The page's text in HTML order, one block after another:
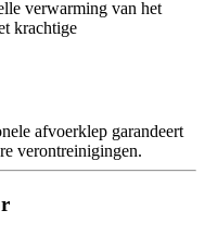
verwarming van het
krachtige
afvoerklep garandeert
verontreinigingen.